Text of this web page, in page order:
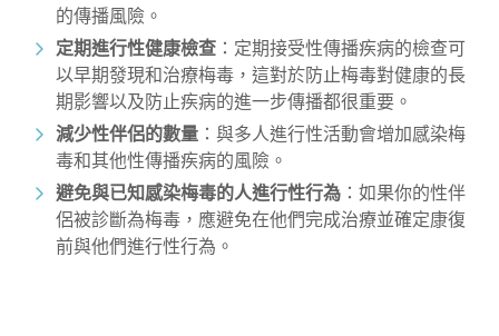
的傳播風險。
定期進行性健康檢查 ：定期接受性傳播疾病的檢查可
以早期發現和治療梅毒，這對於防止梅毒對健康的長
期影響以及防止疾病的進一步傳播都很重要。
減少性伴侶的數量 ：與多人進行性活動會增加感染梅
毒和其他性傳播疾病的風險。
避免與已知感染梅毒的人進行性行為 ：如果你的性伴
侶被診斷為梅毒，應避免在他們完成治療並確定康復
前與他們進行性行為。